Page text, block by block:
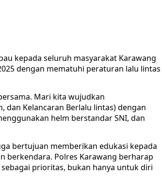
kepada seluruh masyarakat Karawang
dengan mematuhi peraturan lalu lintas
Mari kita wujudkan
dan Kelancaran Berlalu lintas) dengan
helm berstandar SNI, dan
bertujuan memberikan edukasi kepada
berkendara. Polres Karawang berharap
prioritas, bukan hanya untuk diri